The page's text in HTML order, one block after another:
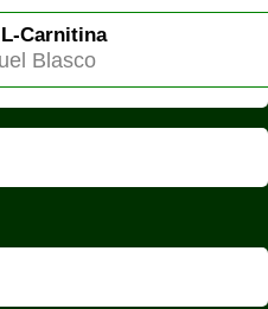
Carnitina
Blasco